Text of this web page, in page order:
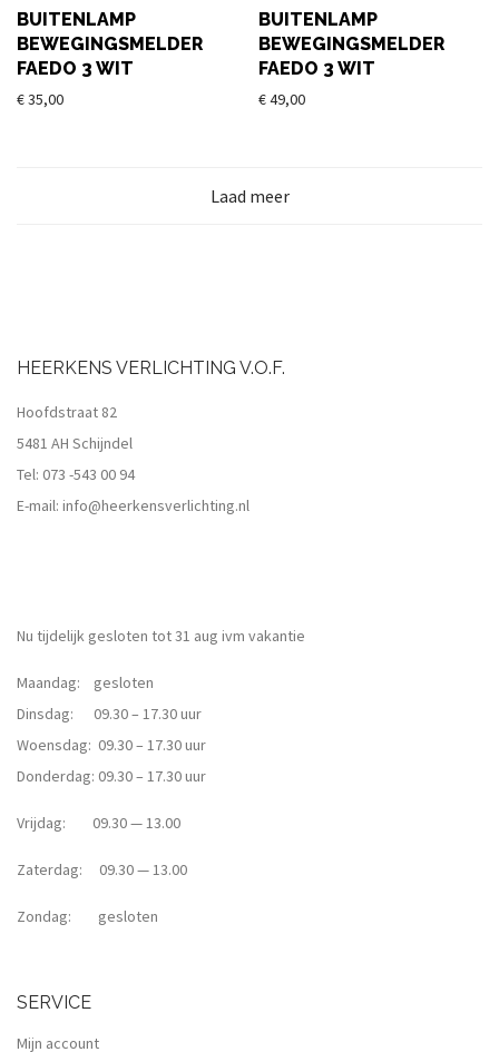
BUITENLAMP
BEWEGINGSMELDER
FAEDO 3 WIT
€35,00
BUITENLAMP
BEWEGINGSMELDER
FAEDO 3 WIT
€49,00
Laad meer
HEERKENS VERLICHTING V.O.F.
Hoofdstraat 82
5481 AH Schijndel
Tel: 073 -543 00 94
E-mail: info@heerkensverlichting.nl
Nu tijdelijk gesloten tot 31 aug ivm vakantie
Maandag: gesloten
Dinsdag: 09.30 – 17.30 uur
Woensdag: 09.30 – 17.30 uur
Donderdag: 09.30 – 17.30 uur
Vrijdag: 09.30 — 13.00
Zaterdag: 09.30 — 13.00
Zondag: gesloten
SERVICE
Mijn account